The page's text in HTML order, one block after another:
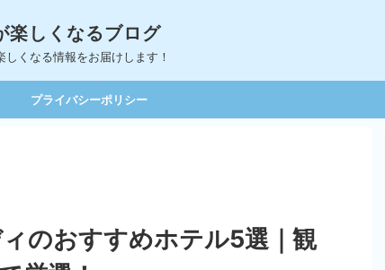
楽しくなるブログ
くなる情報をお届けします！
プライバシーポリシー
のおすすめホテル5選｜観